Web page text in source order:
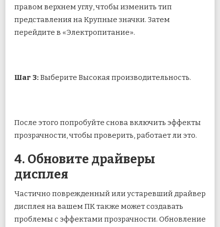
правом верхнем углу, чтобы изменить тип
представления на Крупные значки. Затем
перейдите в «Электропитание».
Шаг 3: Выберите Высокая производительность.
После этого попробуйте снова включить эффекты
прозрачности, чтобы проверить, работает ли это.
4. Обновите драйверы
дисплея
Частично поврежденный или устаревший драйвер
дисплея на вашем ПК также может создавать
проблемы с эффектами прозрачности. Обновление